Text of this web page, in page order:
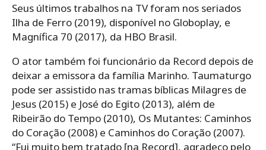
Seus últimos trabalhos na TV foram nos seriados
Ilha de Ferro (2019), disponível no Globoplay, e
Magnífica 70 (2017), da HBO Brasil.
O ator também foi funcionário da Record depois de
deixar a emissora da família Marinho. Taumaturgo
pode ser assistido nas tramas bíblicas Milagres de
Jesus (2015) e José do Egito (2013), além de
Ribeirão do Tempo (2010), Os Mutantes: Caminhos
do Coração (2008) e Caminhos do Coração (2007).
“Fui muito bem tratado [na Record], agradeço pelo